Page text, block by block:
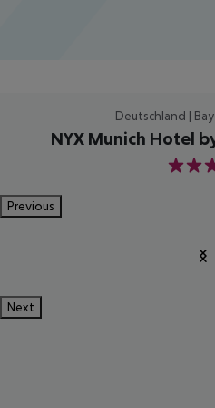
Deutschland |
NYX Munich Hotel
4
Previous
Next